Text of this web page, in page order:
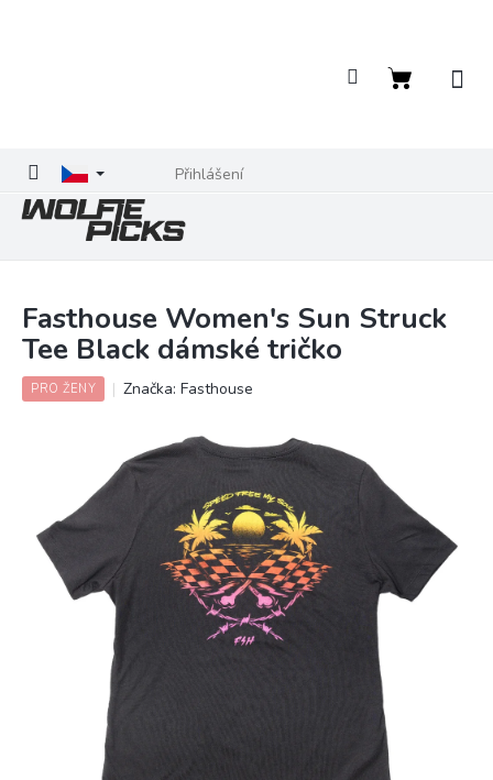
Přihlášení
Nákupní
Fasthouse Women's Sun Struck
Tee Black dámské tričko
PRO ŽENY Značka: Fasthouse